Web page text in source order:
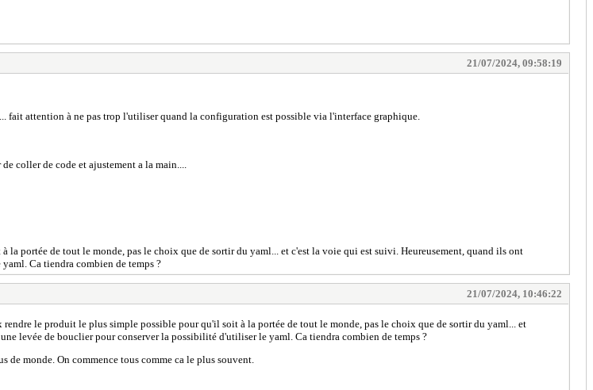
21/07/2024, 09:58:19
fait attention à ne pas trop l'utiliser quand la configuration est possible via l'interface graphique.
coller de code et ajustement a la main....
portée de tout le monde, pas le choix que de sortir du yaml... et c'est la voie qui est suivi. Heureusement, quand ils ont
Ca tiendra combien de temps ?
21/07/2024, 10:46:22
rendre le produit le plus simple possible pour qu'il soit à la portée de tout le monde, pas le choix que de sortir du yaml... et
levée de bouclier pour conserver la possibilité d'utiliser le yaml. Ca tiendra combien de temps ?
de monde. On commence tous comme ca le plus souvent.